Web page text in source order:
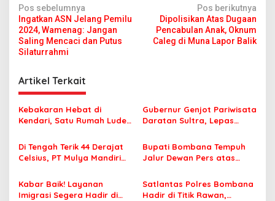
N
a
v
g
a
s
p
o
s
Pos sebelumnya
Ingatkan ASN Jelang Pemilu
2024, Wamenag: Jangan
Saling Mencaci dan Putus
Silaturrahmi
Pos berikutnya
Dipolisikan Atas Dugaan
Pencabulan Anak, Oknum
Caleg di Muna Lapor Balik
Artikel Terkait
Kebakaran Hebat di
Kendari, Satu Rumah Ludes
Gubernur Genjot Pariwisata
Daratan Sultra, Lepas
Tiga Kabupaten Unggulan
Di Tengah Terik 44 Derajat
Celsius, PT Mulya Mandiri
Jamaah Tetap Sehat dan
Nyaman Beribadah
Bupati Bombana Tempuh
Jalur Dewan Pers atas
Korupsi Jembatan Cirauci II
Kabar Baik! Layanan
Imigrasi Segera Hadir di
Satlantas Polres Bombana
Hadir di Titik Rawan,